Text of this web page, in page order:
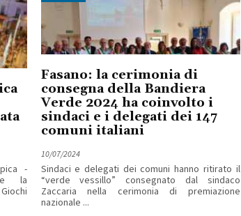
-
la
Fasano: la cerimonia di
consegna della Bandiera
Verde 2024 ha coinvolto i
sindaci e i delegati dei 147
comuni italiani
10/07/2024
Sindaci e delegati dei comuni hanno ritirato il
“verde vessillo” consegnato dal sindaco
Zaccaria nella cerimonia di premiazione
nazionale ...